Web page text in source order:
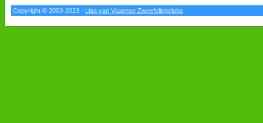
Copyright © 2003-2023 - Liga van Vlaamse Zweefvliegclubs